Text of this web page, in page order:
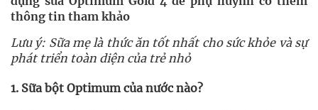
thông tin tham khảo
Lưu ý: Sữa mẹ là thức ăn tốt nhất cho sức khỏe và sự
phát triển toàn diện của trẻ nhỏ
1. Sữa bột Optimum của nước nào?